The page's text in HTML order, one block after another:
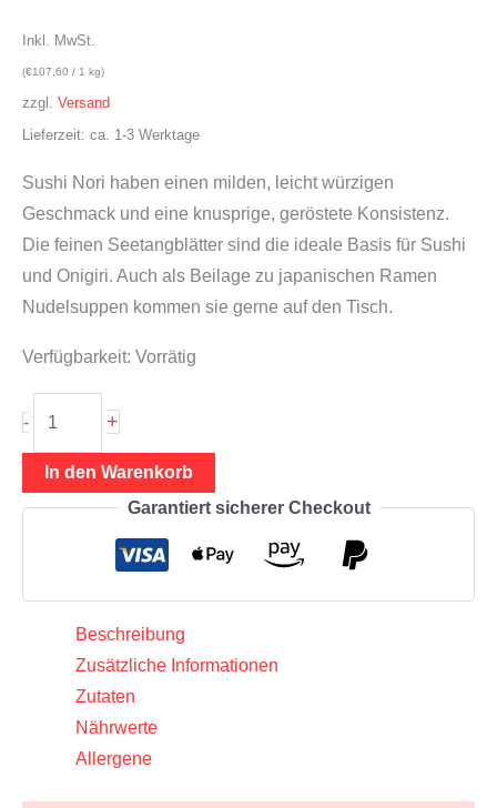
Inkl. MwSt.
(€107,60 / 1 kg)
zzgl. Versand
Lieferzeit: ca. 1-3 Werktage
Sushi Nori haben einen milden, leicht würzigen
Geschmack und eine knusprige, geröstete Konsistenz.
Die feinen Seetangblätter sind die ideale Basis für Sushi
und Onigiri. Auch als Beilage zu japanischen Ramen
Nudelsuppen kommen sie gerne auf den Tisch.
Verfügbarkeit: Vorrätig
-
Blätter
Kwang
Cheon
Menge
+
In den Warenkorb
Garantiert sicherer Checkout
Beschreibung
Zusätzliche Informationen
Zutaten
Nährwerte
Allergene